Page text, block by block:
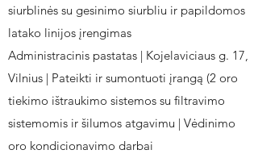
siurblinės su gesinimo siurbliu ir papildomos
latako linijos įrengimas
Administracinis pastatas | Kojelaviciaus g. 17,
Vilnius | Pateikti ir sumontuoti įrangą (2 oro
tiekimo ištraukimo sistemos su filtravimo
sistemomis ir šilumos atgavimu | Vėdinimo
oro kondicionavimo darbai